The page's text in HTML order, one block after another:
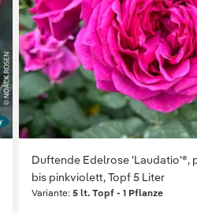
Duftende Edelrose 'Laudatio'®,
bis pinkviolett, Topf 5 Liter
Variante: 5 lt. Topf - 1 Pflanze